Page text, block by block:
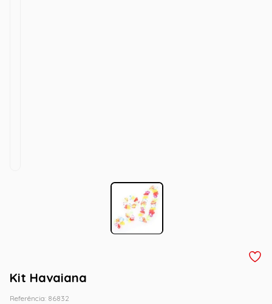
Kit Havaiana
Referência: 86832